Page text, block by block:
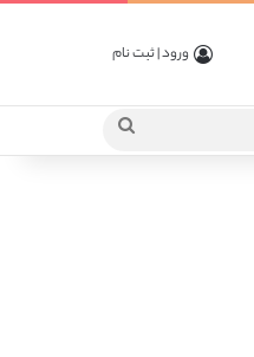
ورود | ثبت نام
جستجو